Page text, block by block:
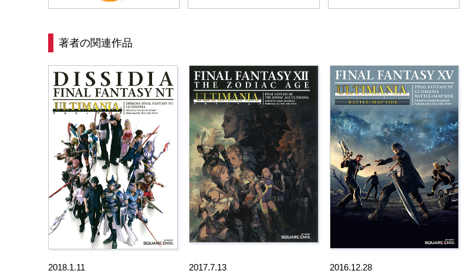
著者の関連作品
2018.1.11
2017.7.13
2016.12.28